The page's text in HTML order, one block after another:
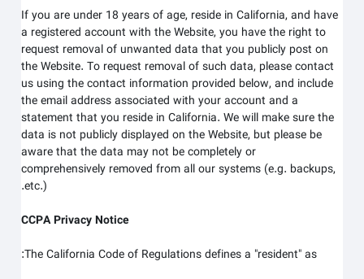
If you are under 18 years of age, reside in California, and have
a registered account withthe Website, you have the right to
request removal of unwanted data that you publicly post on
theWebsite. To request removal of such data, please contact
us using the contact information provided below, and include
the email address associated with your account and a
statement that you reside in California. We will make sure the
data is not publicly displayed on theWebsite, but please be
aware that the data may not be completely or
comprehensively removed from all our systems (e.g. backups,
etc.).
CCPA Privacy Notice
The California Code of Regulations defines a "resident" as: